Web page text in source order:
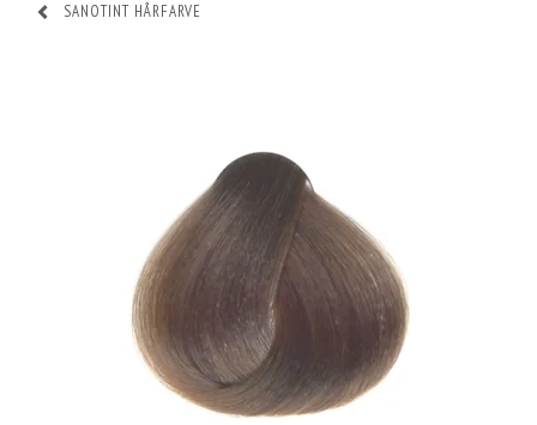
SANOTINT HÅRFARVE